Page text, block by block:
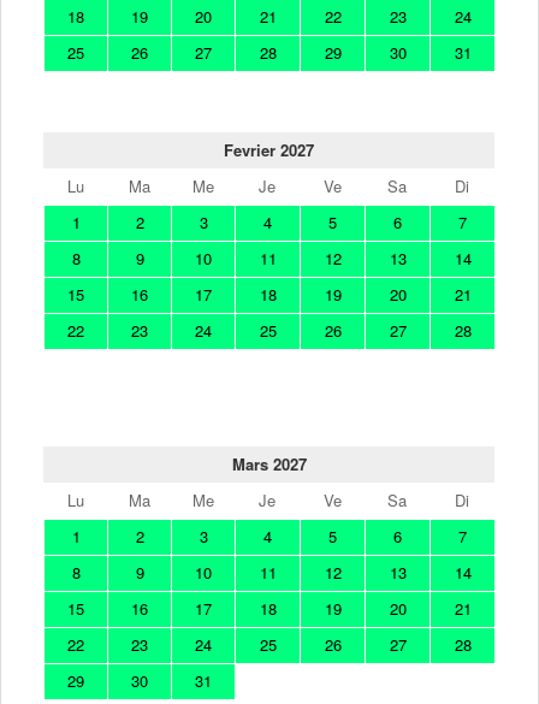
18
19 20 21 22 23
24
25
26 27 28 29 30 31
Fevrier 2027
Lu
Ma Me Je Ve Sa
Di
1
2 3 4 5 6
7
8
9 10 11 12 13
14
15
16 17 18 19 20
21
22
23 24 25 26 27 28
Mars 2027
Lu
Ma Me Je Ve Sa
Di
1
2 3 4 5 6
7
8
9 10 11 12 13
14
15
16 17 18 19 20
21
22
23 24 25 26 27
28
29
30 31